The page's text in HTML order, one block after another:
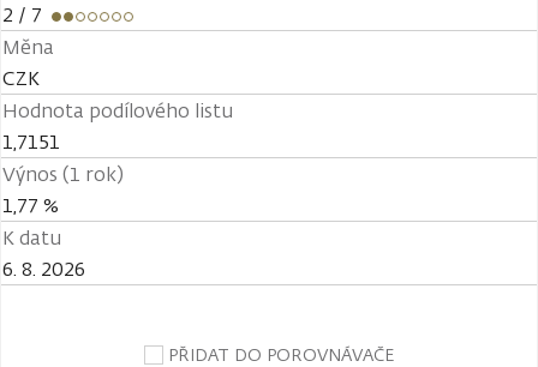
2 / 7
Měna
CZK
Hodnota podílového listu
1,7151
Výnos (1 rok)
1,77 %
K datu
6. 8. 2026
PŘIDAT DO POROVNÁVAČE